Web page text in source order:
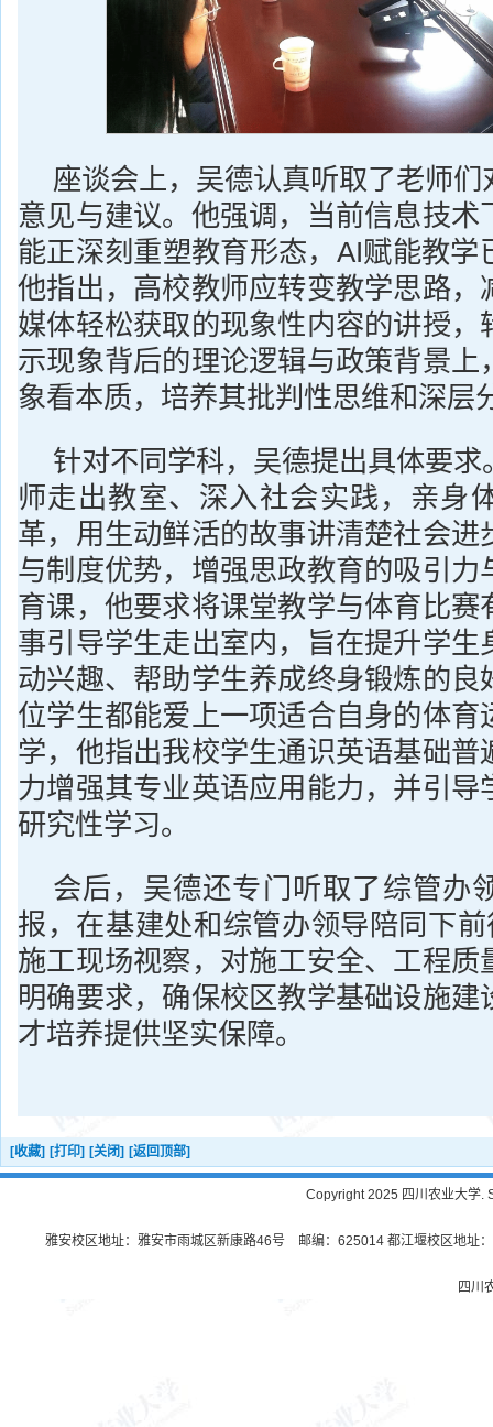
座谈会上，吴德认真听取了老师
意见与建议。他强调，当前信息技术
能正深刻重塑教育形态，AI赋能教学
他指出，高校教师应转变教学思路，
媒体轻松获取的现象性内容的讲授，
示现象背后的理论逻辑与政策背景上
象看本质，培养其批判性思维和深层
针对不同学科，吴德提出具体要
师走出教室、深入社会实践，亲身
革，用生动鲜活的故事讲清楚社会进
与制度优势，增强思政教育的吸引力
育课，他要求将课堂教学与体育比赛
事引导学生走出室内，旨在提升学生
动兴趣、帮助学生养成终身锻炼的良
位学生都能爱上一项适合自身的体育
学，他指出我校学生通识英语基础普
力增强其专业英语应用能力，并引导
研究性学习。
会后，吴德还专门听取了综管办
报，在基建处和综管办领导陪同下
施工现场视察，对施工安全、工程质
明确要求，确保校区教学基础设施建
才培养提供坚实保障。
[收藏] [打印] [关闭] [返回顶部]
Copyright 2025 四川农业大学.
雅安校区地址：雅安市雨城区新康路46号 邮编：625014 都江堰校区地址
四川